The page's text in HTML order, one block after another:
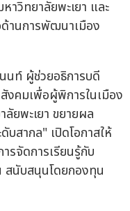
าวิทยาลัยพะเยา และ
านการพัฒนาเมือง
นท์ ผู้ช่วยอธิการบดี
งคมเพื่อผู้พิการในเมือง
ยพะเยา ขยายผล
บสากล" เปิดโอกาสให้
รจัดการเรียนรู้กับ
นับสนุนโดยกองทุน